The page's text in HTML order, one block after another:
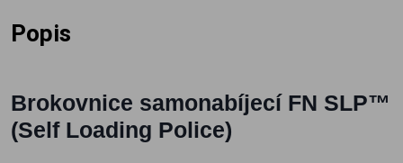
Popis
Brokovnice samonabíjecí FN SLP™
(Self Loading Police)